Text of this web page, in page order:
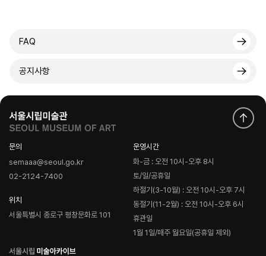
FAQ
공지사항
문의
semaaa@seoul.go.kr
02-2124-7400
위치
서울특별시 종로구 평창문화로 101
운영시간
화-금 : 오전 10시-오후 8시
토/일/공휴일
하절기(3-10월) : 오전 10시-오후 7시
동절기(11-2월) : 오전 10시-오후 6시
휴관일
1월 1일/매주 월요일(공휴일 제외)
로